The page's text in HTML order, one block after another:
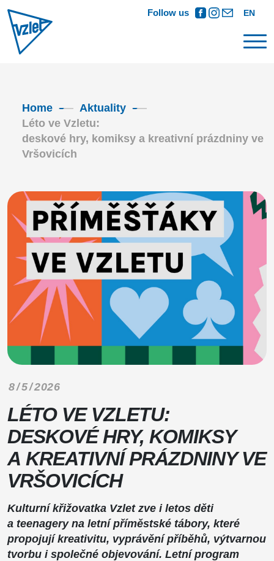
Follow us EN
Home
Aktuality
Léto ve Vzletu:
deskové hry, komiksy a kreativní prázdniny ve
Vršovicích
8 / 5 / 2026
LÉTO VE VZLETU:
DESKOVÉ HRY, KOMIKSY
A KREATIVNÍ PRÁZDNINY VE
VRŠOVICÍCH
Kulturní křižovatka Vzletzve i letos děti
a teenagery na letní příměstské tábory, které
propojují kreativitu, vyprávění příběhů, výtvarnou
tvorbu i společné objevování. Letní program